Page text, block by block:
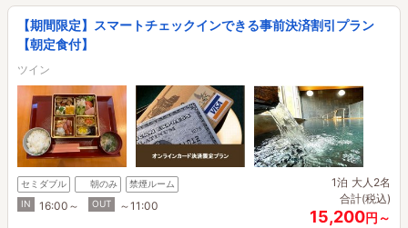
【期間限定】スマートチェックインできる事前決済割引プラン
【朝定食付】
ツイン
セミダブル 朝のみ
禁煙ルーム
IN
16:00～ OUT ～11:00
1泊 大人2名
合計(税込)
15,200円～